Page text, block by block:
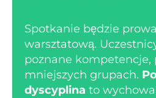
Spotkanie będzie
warsztatową.
poznane kompetencje,
mniejszych grupach.
dyscyplina to